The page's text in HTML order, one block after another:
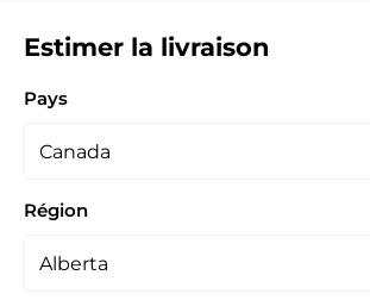
Estimer la livraison
Pays
Région